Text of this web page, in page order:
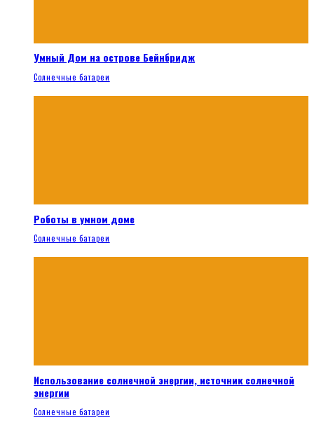
Умный Дом на острове Бейнбридж
Солнечные батареи
Роботы в умном доме
Солнечные батареи
Использование солнечной энергии, источник солнечной
энергии
Солнечные батареи